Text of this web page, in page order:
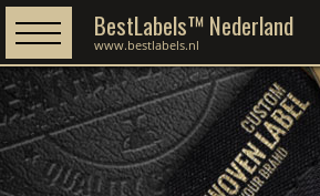
BestLabels™ Nederland
www.bestlabels.nl